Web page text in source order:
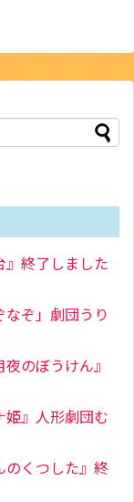
終了しました
ぞ」劇団うり
のぼうけん』
』人形劇団む
のくつした』終